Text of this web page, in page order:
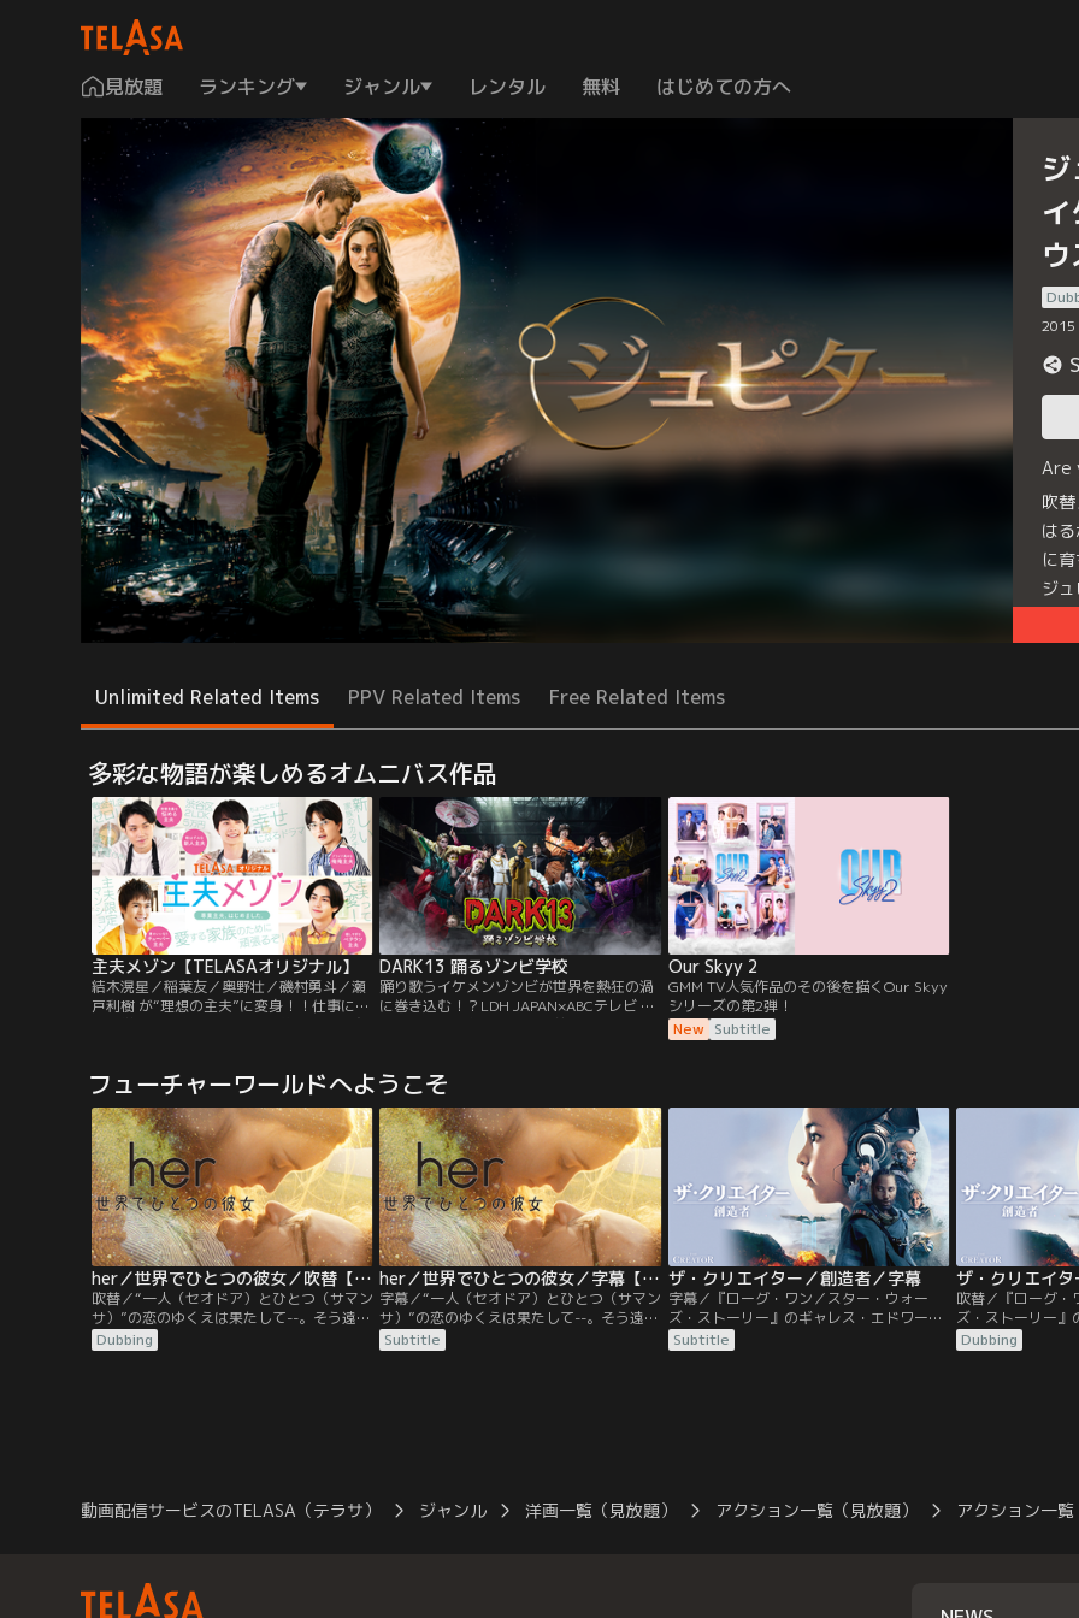
見放題 ランキング ジャンル レンタル 無料 はじめての方へ
2015
Are
吹
は
に
ジ
に
Unlimited Related Items PPV Related Items Free Related Items
多彩な物語が楽しめるオムニバス作品
主夫メゾン【TELASAオリジナル】
結木滉星／稲葉友／奥野壮／磯村勇斗／瀬
戸利樹 が“理想の主夫”に変身！！仕事に家
庭に学校に…疲れたあなたに夢と憧れと癒
DARK13 踊るゾンビ学校
踊り歌うイケメンゾンビが世界を熱狂の渦
に巻き込む！？LDH JAPAN×ABCテレビ に
よるタッグでお届けする、前代未聞のエン
とは…EXILE HIROを発起人に、ABCテレビ
未聞のエンターテインメントプロジェク
ト！主役は、″DARK13”と呼ばれる13の新
時代ゾンビたち。LDHならではの鍛え抜か
れた″歌い踊るイケメンゾンビ”が、従来の
ゾンビの概念を覆す圧巻のパフォーマンス
で、様々なコンテンツを世界へ発信してい
く。プロジェクトアンバサダーは、THE
JET BOY BANGERZ！″DARK13”のゾンビダ
ンスが、世界を熱狂の渦に巻き込む！今、
かつてないムーブメントが、ここから始ま
る！
Our Skyy 2
GMM TV人気作品のその後を描くOur Skyy
シリーズの第2弾！
New Subtitle
フューチャーワールドへようこそ
her／世界でひとつの彼女／吹替【J・フェニックス+S・ヨハンソン】【スパイク・ジョーンズ監督】
吹替／“一人（セオドア）とひとつ（サマン
サ）”の恋のゆくえは果たして--。そう遠く
ない未来のロサンゼルス。セオドアが最新
のAI（人工知能）型OSを起動させると、画
Dubbing
her／世界でひとつの彼女／字幕【J・フェニックス+S・ヨハンソン】【スパイク・ジョーンズ監督】
字幕／“一人（セオドア）とひとつ（サマン
サ）”の恋のゆくえは果たして--。そう遠く
ない未来のロサンゼルス。セオドアが最新
のAI（人工知能）型OSを起動させると、画
Subtitle
ザ・クリエイター／創造者／字幕
字幕／『ローグ・ワン／スター・ウォー
ズ・ストーリー』のギャレス・エドワーズ
監督がすべての映画ファンに捧げた、実際
に起こりうる人類とAIの戦いを描いた感動
Subtitle
ザ・クリエイ
吹替／『ローグ・
ズ・ストーリー』
監督がすべての映
に起こりうる人類
Dubbing
動画配信サービスのTELASA（テラサ） ジャンル 洋画一覧（見放題） アクション一覧（見放題） アクション一